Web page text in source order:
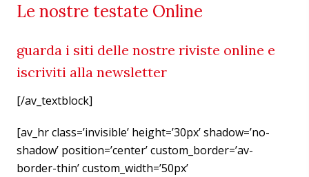
Le nostre testate Online
guarda i siti delle nostre riviste online e
iscriviti alla newsletter
[/av_textblock]
[av_hr class=’invisible’ height=’30px’ shadow=’no-
shadow’ position=’center’ custom_border=’av-
border-thin’ custom_width=’50px’